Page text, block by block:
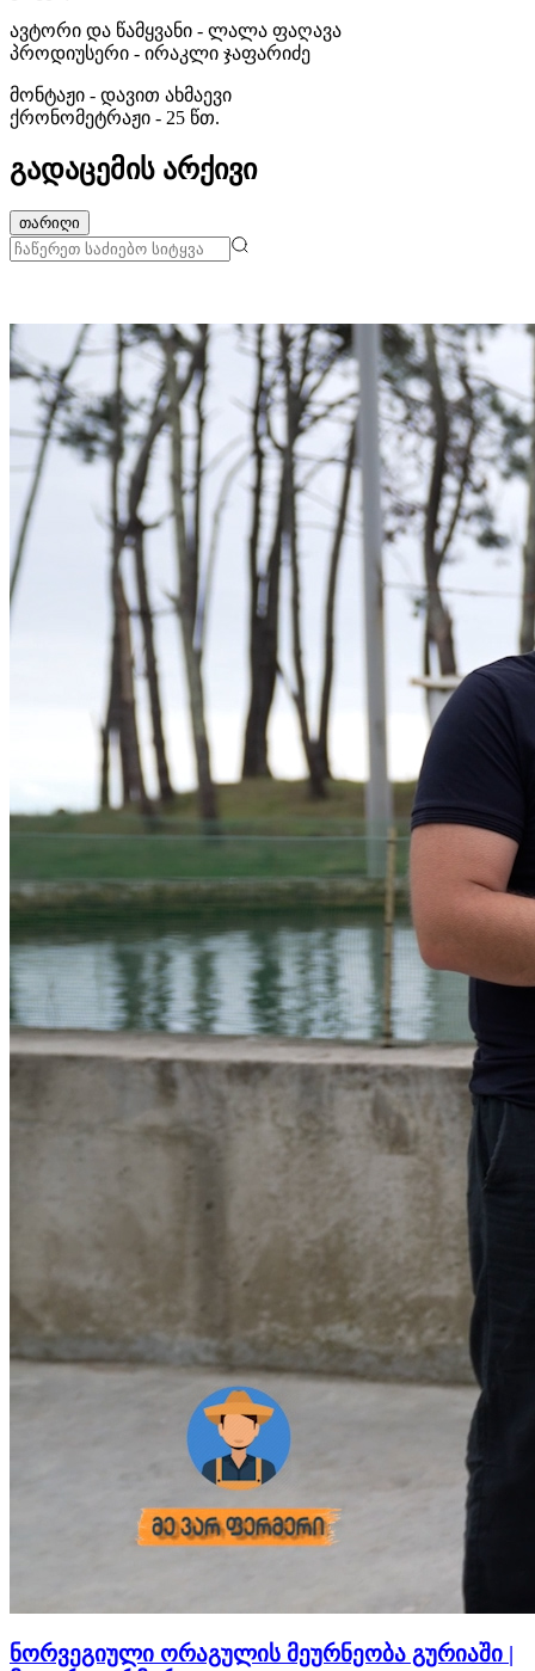
ავტორი და წამყვანი - ლალა ფაღავა
პროდიუსერი - ირაკლი ჯაფარიძე
მონტაჟი - დავით ახმაევი
ქრონომეტრაჟი - 25 წთ.
გადაცემის არქივი
თარიღი
ნორვეგიული ორაგულის მეურნეობა გურიაში |